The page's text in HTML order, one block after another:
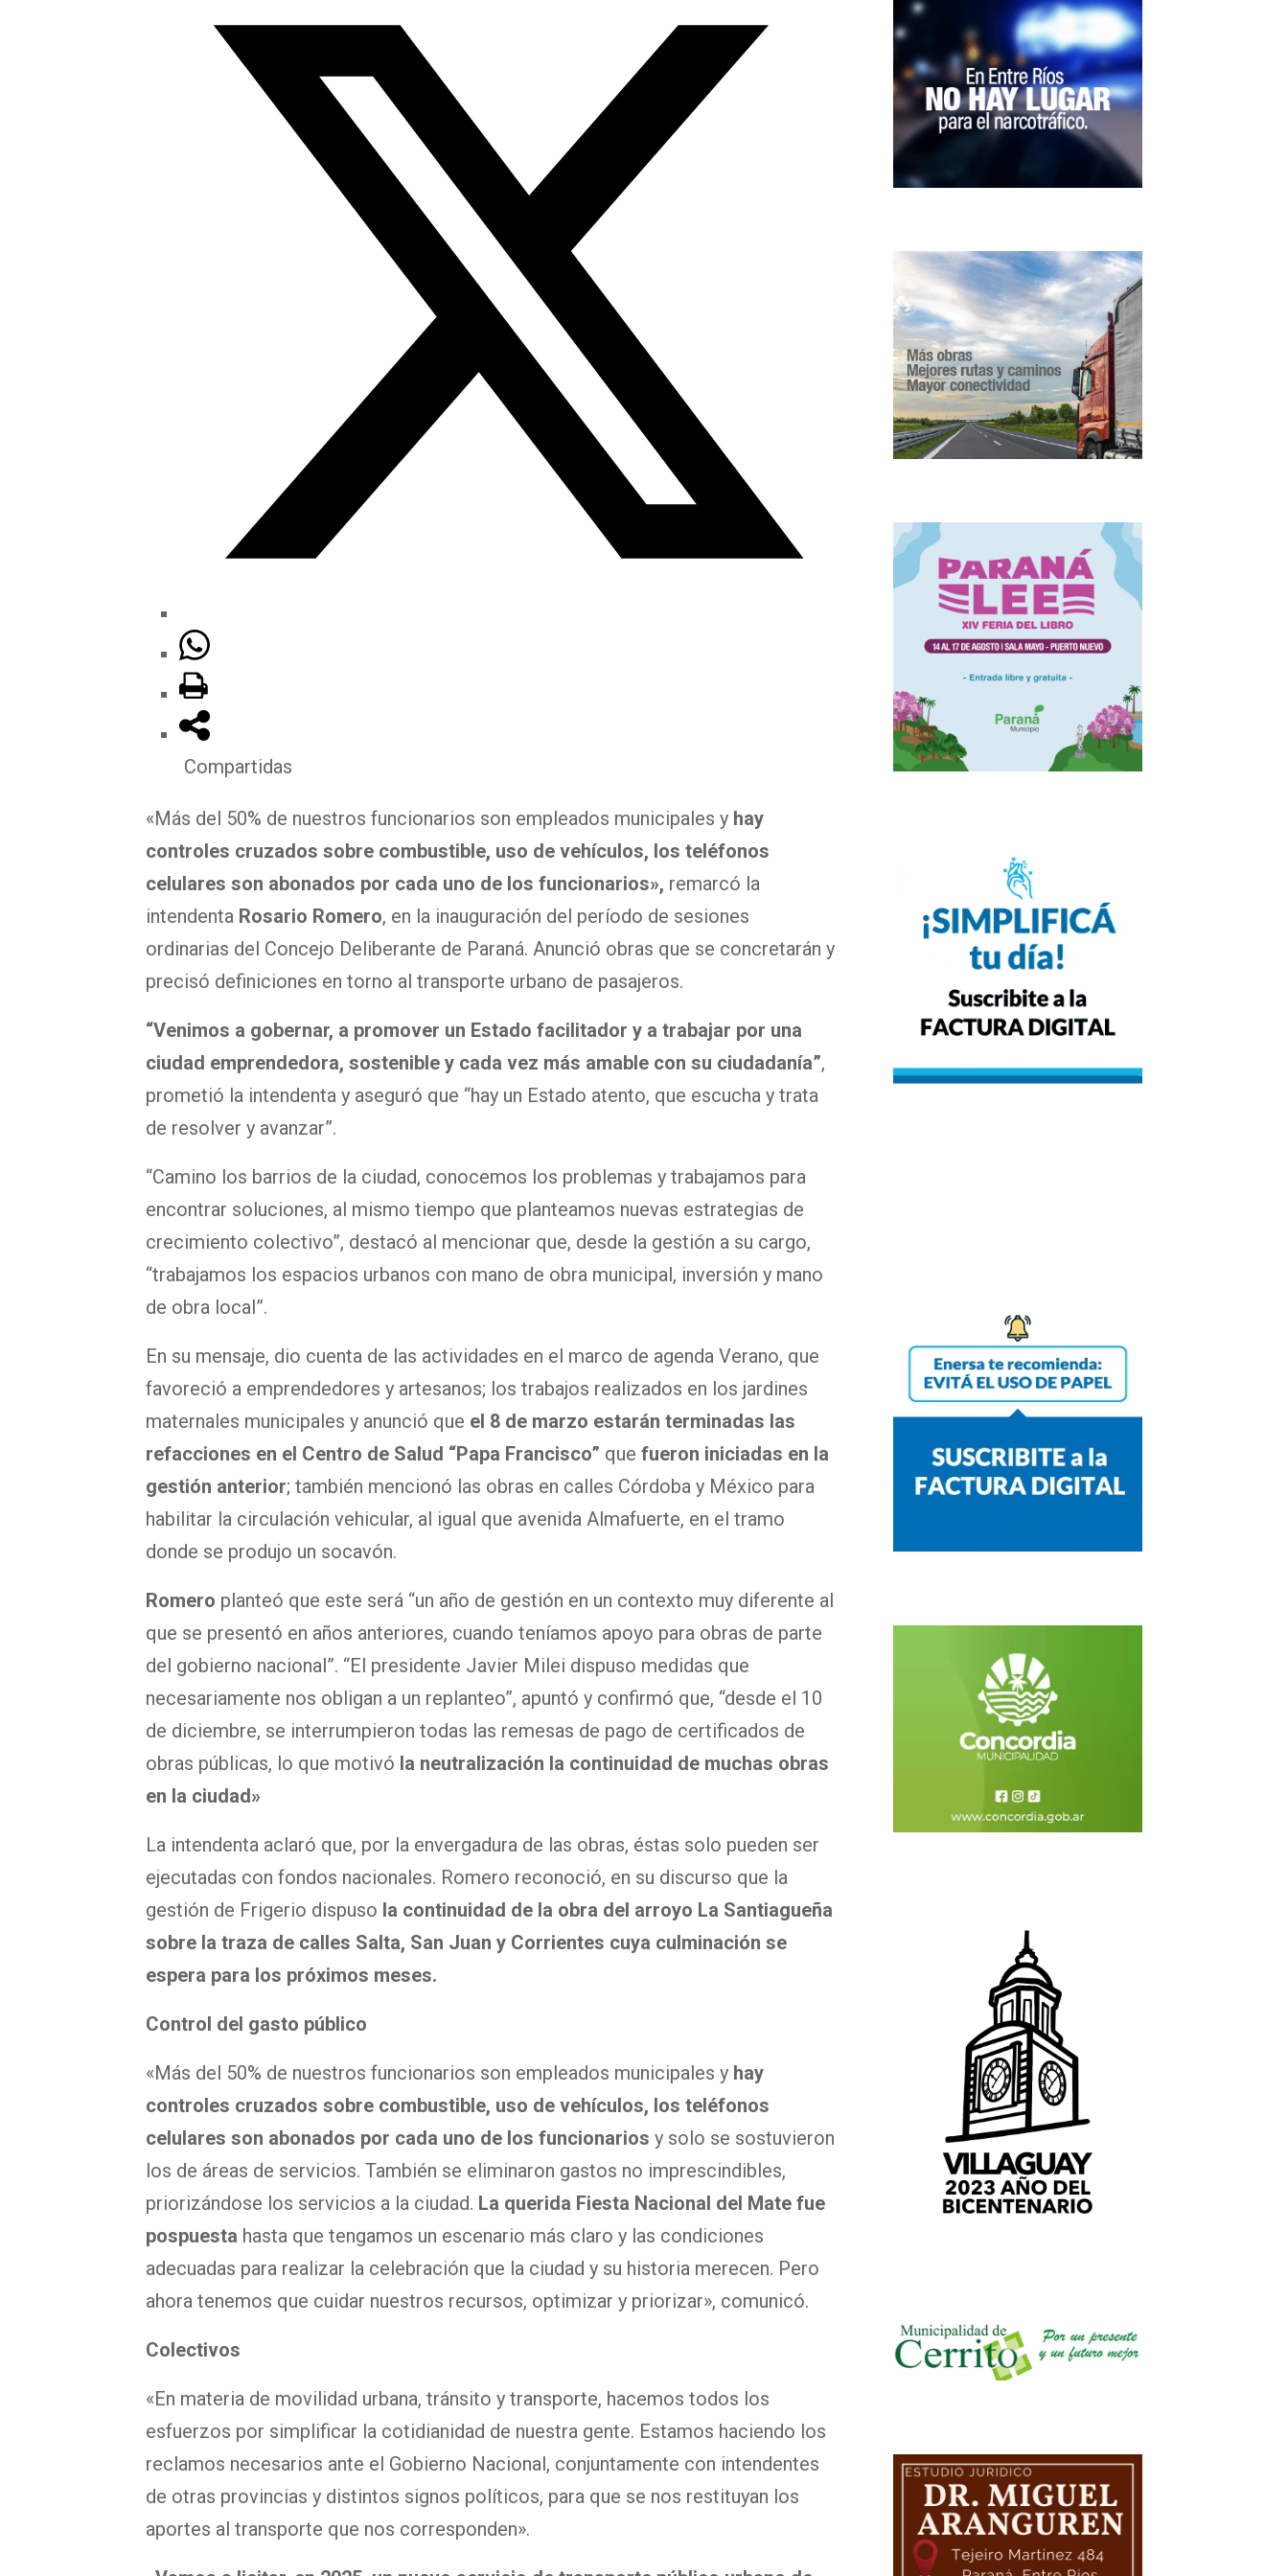
Compartidas
«Más del 50% de nuestros funcionarios son empleados municipales y hay
controles cruzados sobre combustible, uso de vehículos, los teléfonos
celulares son abonados por cada uno de los funcionarios», remarcó la
intendenta Rosario Romero, en la inauguración del período de sesiones
ordinarias del Concejo Deliberante de Paraná. Anunció obras que se concretarán y
precisó definiciones en torno al transporte urbano de pasajeros.
“Venimos a gobernar, a promover un Estado facilitador y a trabajar por una
ciudad emprendedora, sostenible y cada vez más amable con su ciudadanía”,
prometió la intendenta y aseguró que “hay un Estado atento, que escucha y trata
de resolver y avanzar”.
“Camino los barrios de la ciudad, conocemos los problemas y trabajamos para
encontrar soluciones, al mismo tiempo que planteamos nuevas estrategias de
crecimiento colectivo”, destacó al mencionar que, desde la gestión a su cargo,
“trabajamos los espacios urbanos con mano de obra municipal, inversión y mano
de obra local”.
En su mensaje, dio cuenta de las actividades en el marco de agenda Verano, que
favoreció a emprendedores y artesanos; los trabajos realizados en los jardines
maternales municipales y anunció que el 8 de marzo estarán terminadas las
refacciones en el Centro de Salud “Papa Francisco” que fueron iniciadas en la
gestión anterior; también mencionó las obras en calles Córdoba y México para
habilitar la circulación vehicular, al igual que avenida Almafuerte, en el tramo
donde se produjo un socavón.
Romero planteó que este será “un año de gestión en un contexto muy diferente al
que se presentó en años anteriores, cuando teníamos apoyo para obras de parte
del gobierno nacional”. “El presidente Javier Milei dispuso medidas que
necesariamente nos obligan a un replanteo”, apuntó y confirmó que, “desde el 10
de diciembre, se interrumpieron todas las remesas de pago de certificados de
obras públicas, lo que motivó la neutralización la continuidad de muchas obras
en la ciudad»
La intendenta aclaró que, por la envergadura de las obras, éstas solo pueden ser
ejecutadas con fondos nacionales. Romero reconoció, en su discurso que la
gestión de Frigerio dispuso la continuidad de la obra del arroyo La Santiagueña
sobre la traza de calles Salta, San Juan y Corrientes cuya culminación se
espera para los próximos meses.
Control del gasto público
«Más del 50% de nuestros funcionarios son empleados municipales y hay
controles cruzados sobre combustible, uso de vehículos, los teléfonos
celulares son abonados por cada uno de los funcionarios y solo se sostuvieron
los de áreas de servicios. También se eliminaron gastos no imprescindibles,
priorizándose los servicios a la ciudad. La querida Fiesta Nacional del Mate fue
pospuesta hasta que tengamos un escenario más claro y las condiciones
adecuadas para realizar la celebración que la ciudad y su historia merecen. Pero
ahora tenemos que cuidar nuestros recursos, optimizar y priorizar», comunicó.
Colectivos
«En materia de movilidad urbana, tránsito y transporte, hacemos todos los
esfuerzos por simplificar la cotidianidad de nuestra gente. Estamos haciendo los
reclamos necesarios ante el Gobierno Nacional, conjuntamente con intendentes
de otras provincias y distintos signos políticos, para que se nos restituyan los
aportes al transporte que nos corresponden».